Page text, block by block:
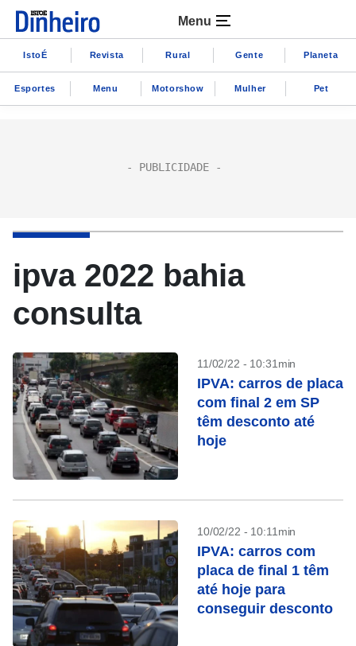
Menu
IstoÉ Revista Rural Gente Planeta
Esportes Menu Motorshow Mulher Pet
ipva 2022 bahia
consulta
11/02/22 - 10:31min
IPVA: carros de placa
com final 2 em SP
têm desconto até
hoje
10/02/22 - 10:11min
IPVA: carros com
placa de final 1 têm
até hoje para
conseguir desconto